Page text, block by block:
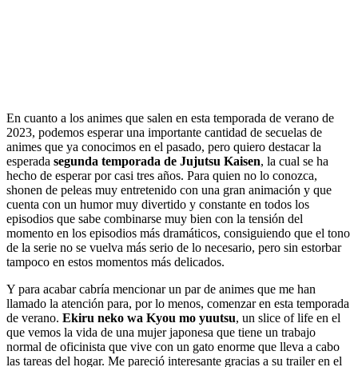
En cuanto a los animes que salen en esta temporada de verano de
2023, podemos esperar una importante cantidad de secuelas de
animes que ya conocimos en el pasado, pero quiero destacar la
esperada segunda temporada de Jujutsu Kaisen, la cual se ha
hecho de esperar por casi tres años. Para quien no lo conozca,
shonen de peleas muy entretenido con una gran animación y que
cuenta con un humor muy divertido y constante en todos los
episodios que sabe combinarse muy bien con la tensión del
momento en los episodios más dramáticos, consiguiendo que el tono
de la serie no se vuelva más serio de lo necesario, pero sin estorbar
tampoco en estos momentos más delicados.
Y para acabar cabría mencionar un par de animes que me han
llamado la atención para, por lo menos, comenzar en esta temporada
de verano. Ekiru neko wa Kyou mo yuutsu, un slice of life en el
que vemos la vida de una mujer japonesa que tiene un trabajo
normal de oficinista que vive con un gato enorme que lleva a cabo
las tareas del hogar. Me pareció interesante gracias a su trailer en el